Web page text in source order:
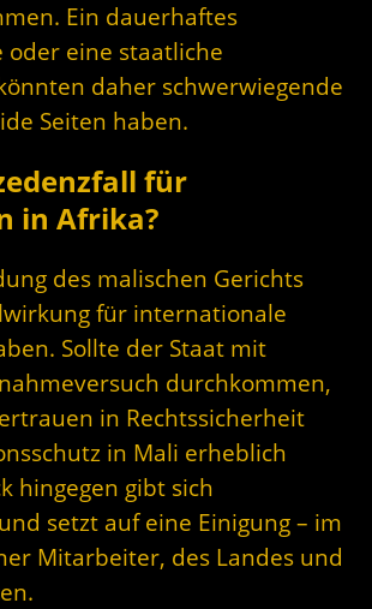
Ein dauerhaftes
oder eine staatliche
daher schwerwiegende
Seiten haben.
für
in Afrika?
des malischen Gerichts
für internationale
Sollte der Staat mit
durchkommen,
in Rechtssicherheit
in Mali erheblich
hingegen gibt sich
setzt auf eine Einigung – im
Mitarbeiter, des Landes und